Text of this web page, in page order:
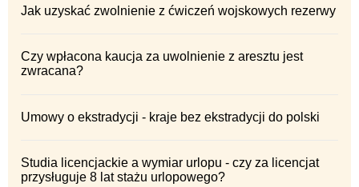
Jak uzyskać zwolnienie z ćwiczeń wojskowych rezerwy
Czy wpłacona kaucja za uwolnienie z aresztu jest
zwracana?
Umowy o ekstradycji - kraje bez ekstradycji do polski
Studia licencjackie a wymiar urlopu - czy za licencjat
przysługuje 8 lat stażu urlopowego?